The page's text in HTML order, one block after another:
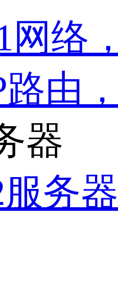
网络
路由
器
务器